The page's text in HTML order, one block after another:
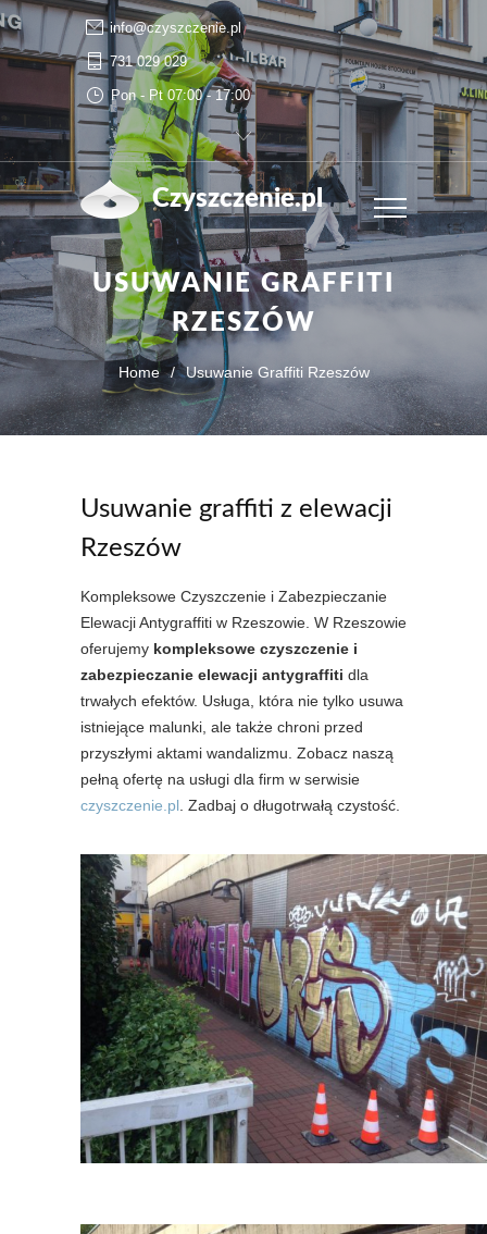
info@czyszczenie.pl
731 029 029
Pon - Pt 07:00 - 17:00
Czyszczenie.pl
USUWANIE GRAFFITI
RZESZÓW
Home / Usuwanie Graffiti Rzeszów
Usuwanie graffiti z elewacji
Rzeszów
Kompleksowe Czyszczenie i Zabezpieczanie
Elewacji Antygraffiti w Rzeszowie. W Rzeszowie
oferujemy kompleksowe czyszczenie i
zabezpieczanie elewacji antygraffiti dla
trwałych efektów. Usługa, która nie tylko usuwa
istniejące malunki, ale także chroni przed
przyszłymi aktami wandalizmu. Zobacz naszą
pełną ofertę na usługi dla firm w serwisie
czyszczenie.pl . Zadbaj o długotrwałą czystość.